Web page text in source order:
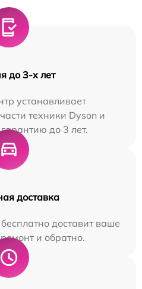
до 3-х лет
устанавливает
техники Dyson и
до 3 лет.
доставка
доставит ваше
и обратно.